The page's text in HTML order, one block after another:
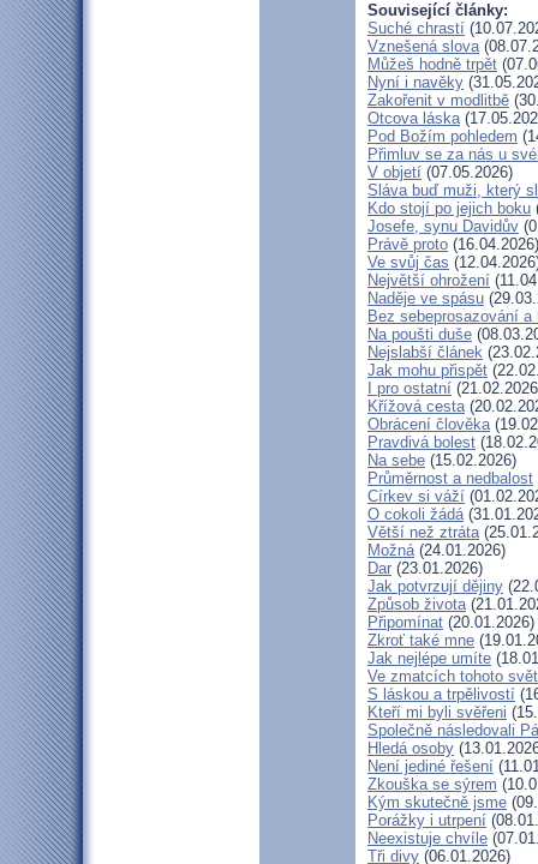
Související články:
Suché chrastí
Vznešená slova
Můžeš hodně trpět
Nyní i navěky
Zakořenit v modlitbě
Otcova láska
Pod Božím pohledem
Přimluv se za nás u
V objetí (07.05.2026)
Sláva buď muži, který
Kdo stojí po jejich boku
Josefe, synu Davidův
Právě proto (16.04.2026)
Ve svůj čas
Největší ohrožení
Naděje ve spásu
Bez sebeprosazování
Na poušti duše
Nejslabší článek
Jak mohu přispět
I pro ostatní
Křížová cesta
Obrácení člověka
Pravdivá bolest
Na sebe (15.02.2026)
Průměrnost a nedbalost
Církev si váží
O cokoli žádá
Větší než ztráta
Možná(24.01.2026)
Dar (23.01.2026)
Jak potvrzují dějiny
Způsob života
Připomínat (20.01.2026)
Zkroť také mne
Jak nejlépe umíte
Ve zmatcích tohoto
S láskou a trpělivostí
Kteří mi byli svěřeni
Společně následovali
Hledá osoby
Není jediné řešení
Zkouška se sýrem
Kým skutečně jsme
Porážky i utrpení
Neexistuje chvíle
Tři divy (06.01.2026)